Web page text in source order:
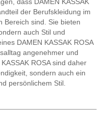
der Berufskleidung im
Bereich sind. Sie bieten
auch Stil und
DAMEN KASSAK ROSA
angenehmer und
ROSA sind daher
sondern auch ein
persönlichem Stil.